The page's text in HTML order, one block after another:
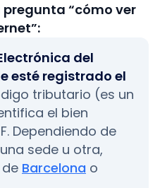
“cómo ver
del
esté registrado el
tributario (es un
el bien
Dependiendo de
sede u otra,
Barcelona o